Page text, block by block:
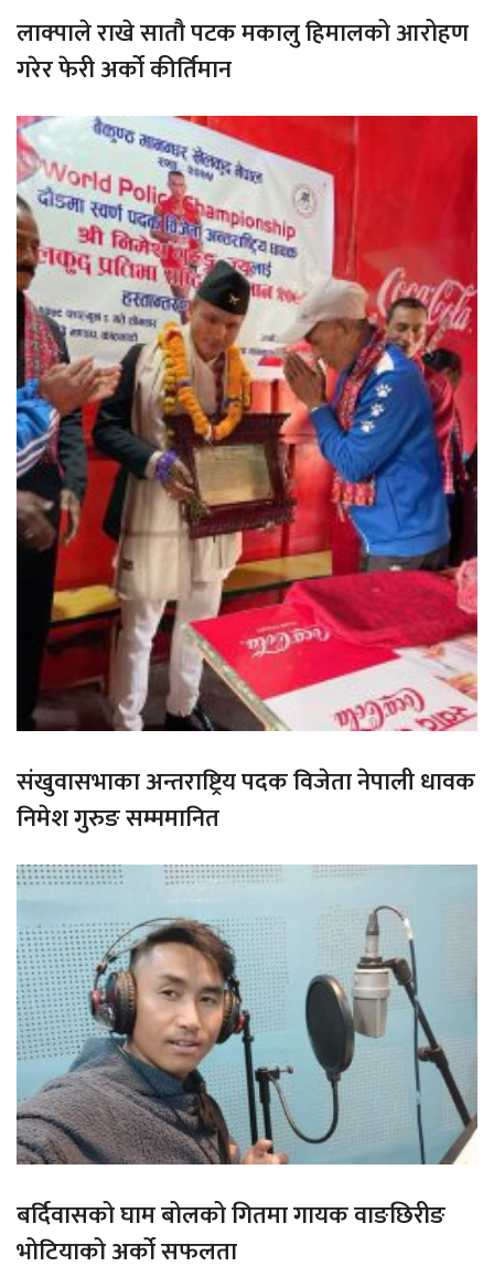
लाक्पाले राखे सातौ पटक मकालु हिमालको आरोहण
गरेर फेरी अर्को कीर्तिमान
संखुवासभाका अन्तराष्ट्रिय पदक विजेता नेपाली धावक
निमेश गुरुङ सम्ममानित
बर्दिवासको घाम बोलको गितमा गायक वाङछिरीङ
भोटियाको अर्को सफलता